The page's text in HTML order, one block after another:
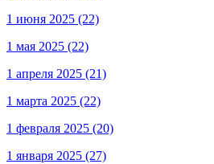
1 июня 2025 (22)
1 мая 2025 (22)
1 апреля 2025 (21)
1 марта 2025 (22)
1 февраля 2025 (20)
1 января 2025 (27)